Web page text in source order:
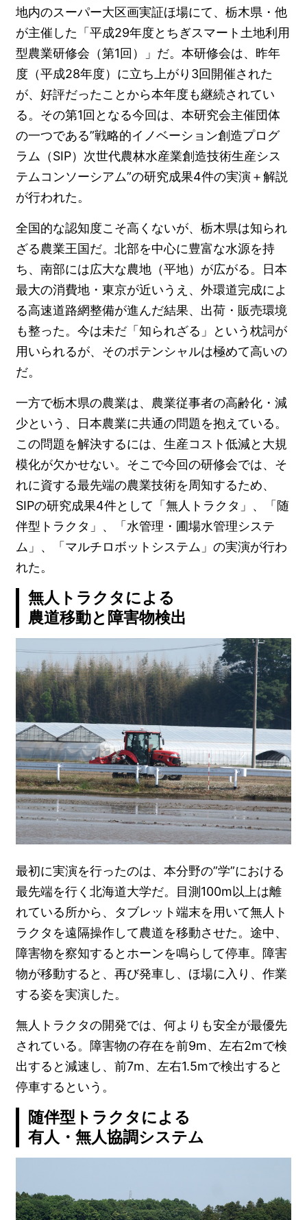
地内のスーパー大区画実証ほ場にて、栃木県・他
が主催した「平成29年度とちぎスマート土地利用
型農業研修会（第1回）」だ。本研修会は、昨年
度（平成28年度）に立ち上がり3回開催された
が、好評だったことから本年度も継続されてい
る。その第1回となる今回は、本研究会主催団体
の一つである”戦略的イノベーション創造プログ
ラム（SIP）次世代農林水産業創造技術生産シス
テムコンソーシアム”の研究成果4件の実演＋解説
が行われた。
全国的な認知度こそ高くないが、栃木県は知られ
ざる農業王国だ。北部を中心に豊富な水源を持
ち、南部には広大な農地（平地）が広がる。日本
最大の消費地・東京が近いうえ、外環道完成によ
る高速道路網整備が進んだ結果、出荷・販売環境
も整った。今は未だ「知られざる」という枕詞が
用いられるが、そのポテンシャルは極めて高いの
だ。
一方で栃木県の農業は、農業従事者の高齢化・減
少という、日本農業に共通の問題を抱えている。
この問題を解決するには、生産コスト低減と大規
模化が欠かせない。そこで今回の研修会では、そ
れに資する最先端の農業技術を周知するため、
SIPの研究成果4件として「無人トラクタ」、「随
伴型トラクタ」、「水管理・圃場水管理システ
ム」、「マルチロボットシステム」の実演が行わ
れた。
無人トラクタによる
農道移動と障害物検出
最初に実演を行ったのは、本分野の”学”における
最先端を行く北海道大学だ。目測100m以上は離
れている所から、タブレット端末を用いて無人ト
ラクタを遠隔操作して農道を移動させた。途中、
障害物を察知するとホーンを鳴らして停車。障害
物が移動すると、再び発車し、ほ場に入り、作業
する姿を実演した。
無人トラクタの開発では、何よりも安全が最優先
されている。障害物の存在を前9m、左右2mで検
出すると減速し、前7m、左右1.5mで検出すると
停車するという。
随伴型トラクタによる
有人・無人協調システム